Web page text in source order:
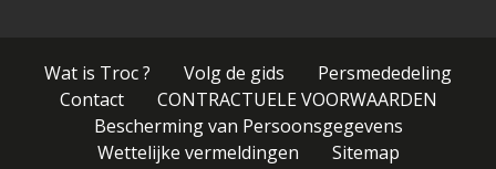
Wat is Troc ? Volg de gids
Persmededeling
Contact
CONTRACTUELE VOORWAARDEN
Bescherming van Persoonsgegevens
Wettelijke vermeldingen
Sitemap